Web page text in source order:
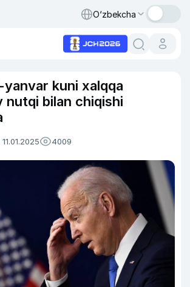
O‘zbekcha
yanvar kuni xalqqa
nutqi bilan chiqishi
4009